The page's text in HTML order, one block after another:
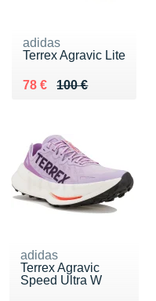
adidas
Terrex Agravic Lite
100 €
Au lieu de 100 €
78 €
Vendu 78 €
adidas
Terrex Agravic
Speed Ultra W